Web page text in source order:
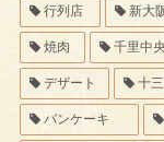
行列店 新大
焼肉 千里中
デザート 十三
パンケーキ